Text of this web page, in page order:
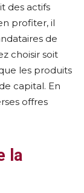
des actifs
profiter, il
de
choisir soit
les produits
capital. En
offres
la